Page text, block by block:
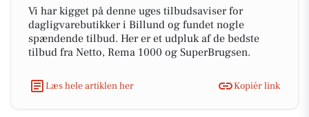
Vi har kigget på denne uges tilbudsaviser for
dagligvarebutikker i Billund og fundet nogle
spændende tilbud. Her er et udpluk af de bedste
tilbud fra Netto, Rema 1000 og SuperBrugsen.
Læs hele artiklen her Kopiér link